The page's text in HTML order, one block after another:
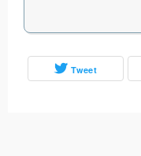
Tweet